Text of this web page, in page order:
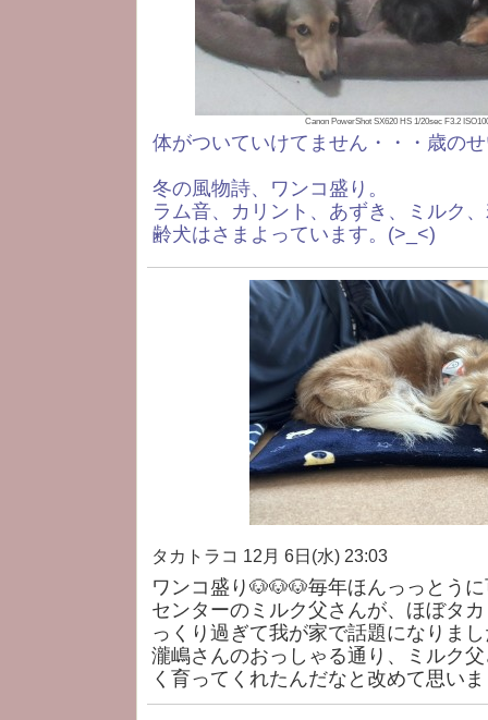
Canon PowerShot SX620 HS 1/20sec F3.2
体がついていけてません・・・歳の
冬の風物詩、ワンコ盛り。
ラム音、カリント、あずき、ミルク
齢犬はさまよっています。(>_<)
タカトラコ 12月 6日(水) 23:03
ワンコ盛り🐶🐶🐶毎年ほんっっとう
センターのミルク父さんが、ほぼタ
っくり過ぎて我が家で話題になりま
瀧嶋さんのおっしゃる通り、ミルク
く育ってくれたんだなと改めて思い